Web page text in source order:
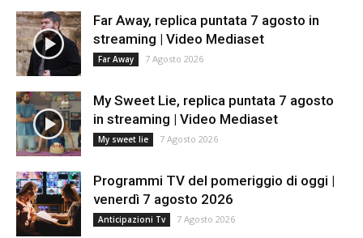
Far Away, replica puntata 7 agosto in
streaming | Video Mediaset
Far Away 7 Agosto 2026
My Sweet Lie, replica puntata 7 agosto
in streaming | Video Mediaset
My sweet lie 7 Agosto 2026
Programmi TV del pomeriggio di oggi |
venerdì 7 agosto 2026
Anticipazioni Tv 7 Agosto 2026